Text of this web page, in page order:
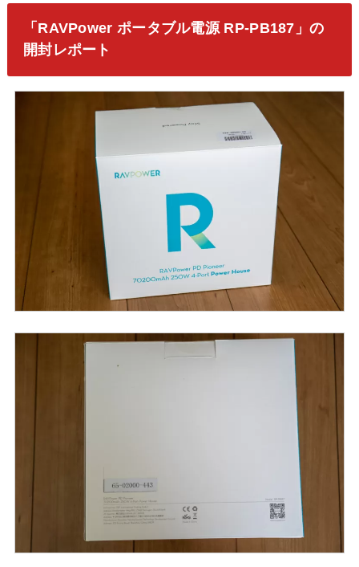
「RAVPower ポータブル電源 RP-PB187」の
開封レポート